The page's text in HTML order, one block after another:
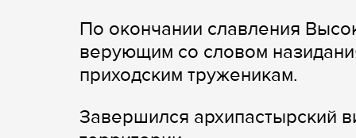
По окончании славления
верующим со словом
приходским труженикам.
Завершился архипастырский